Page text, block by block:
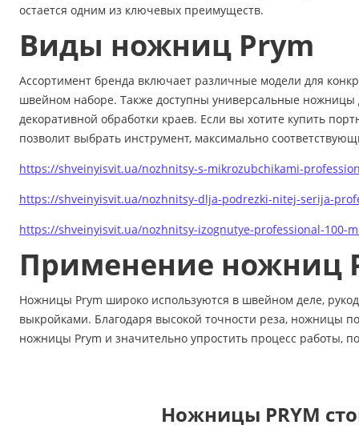
остается одним из ключевых преимуществ.
Виды ножниц Prym
Ассортимент бренда включает различные модели для
швейном наборе. Также доступны универсальные
декоративной обработки краев. Если вы хотите купить
позволит выбрать инструмент, максимально
https://shveinyisvit.ua/nozhnitsy-s-mikrozubchikami-
https://shveinyisvit.ua/nozhnitsy-dlja-podrezki-nitej-serija-
https://shveinyisvit.ua/nozhnitsy-izognutye-professional-100-
Применение ножниц
Ножницы Prym широко используются в швейном деле,
выкройками. Благодаря высокой точности реза, ножницы
ножницы Prym и значительно упростить процесс работы,
Ножницы PRYM